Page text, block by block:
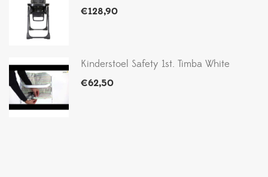
€128,90
Kinderstoel Safety 1st. Timba White
€62,50